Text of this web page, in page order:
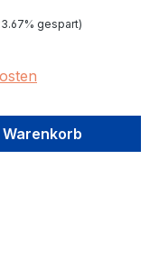
gespart)
Warenkorb